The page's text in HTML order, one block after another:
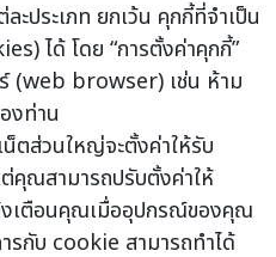
ะประเภท ยกเว้น คุกกี้ที่จำเป็น
ได้ โดย “การตั้งค่าคุกกี้”
ร์ (web browser) เช่น ห้าม
งท่าน
น็ตส่วนใหญ่จะตั้งค่าให้รับ
คุณสามารถปรับตั้งค่าให้
เตือนคุณเมื่ออุปกรณ์ของคุณ
รกับ cookie สามารถทำได้